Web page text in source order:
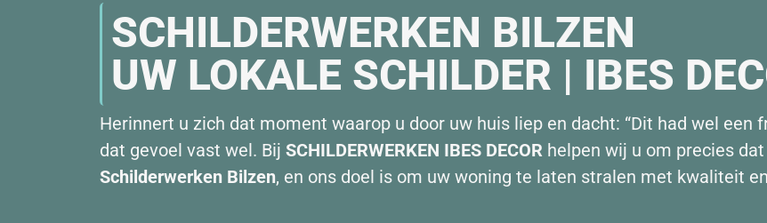
SCHILDERWERKEN BILZEN
UW LOKALE SCHILDER | IBES
Herinnert u zich dat moment waarop u door uw huis liep en dacht: “Dit had wel een
dat gevoel vast wel. Bij SCHILDERWERKEN IBES DECOR helpen wij u om precies
Schilderwerken Bilzen, en ons doel is om uw woning te laten stralen met kwaliteit